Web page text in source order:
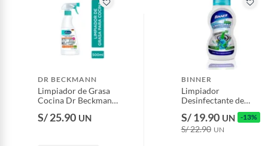
DR BECKMANN
Limpiador de Grasa
Cocina Dr Beckmann
S/ 25.90 UN
BINNER
Limpiador
Desinfectante de
Lavadoras Binner
Botella 300 mL
S/ 19.90 UN -13%
S/ 22.90 UN